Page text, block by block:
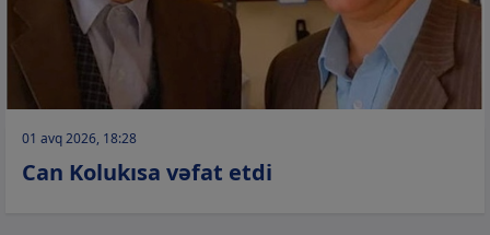
01 avq 2026, 18:28
Can Kolukısa vəfat etdi